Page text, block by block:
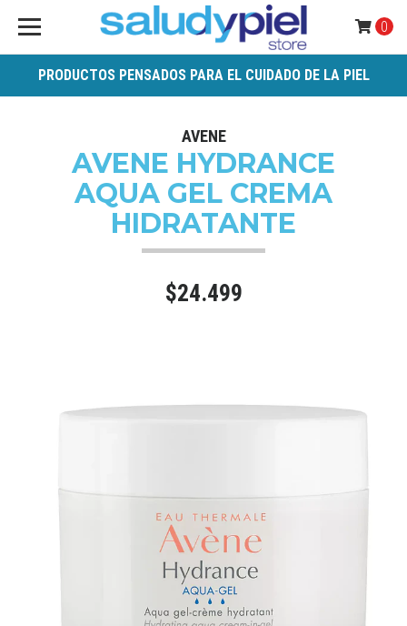
PRODUCTOS PENSADOS PARA EL CUIDADO DE LA PIEL
0
AVENE
AVENE HYDRANCE
AQUA GEL CREMA
HIDRATANTE
$24.499